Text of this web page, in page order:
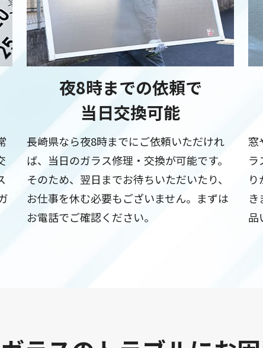
夜8時までの依頼で
当日交換可能
長崎県なら夜8時までにご依頼いただけれ
ば、当日のガラス修理・交換が可能です。
そのため、翌日までお待ちいただいたり、
お仕事を休む必要もございません。まずは
お電話でご確認ください。
窓
ラ
品